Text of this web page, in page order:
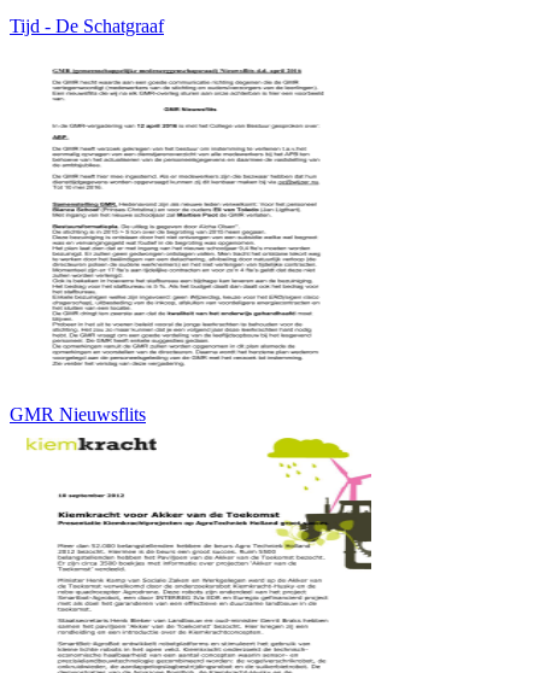
Tijd - De Schatgraaf
GMR Nieuwsflits